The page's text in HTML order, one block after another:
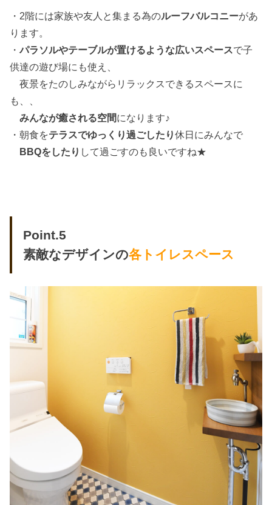
・2階には家族や友人と集まる為のルーフバルコニーがあ
ります。
・パラソルやテーブルが置けるような広いスペースで子
供達の遊び場にも使え、
夜景をたのしみながらリラックスできるスペースに
も、、
みんなが癒される空間になります♪
・朝食をテラスでゆっくり過ごしたり休日にみんなで
BBQをしたり して過ごすのも良いですね★
Point.5
素敵なデザインの各トイレスペース